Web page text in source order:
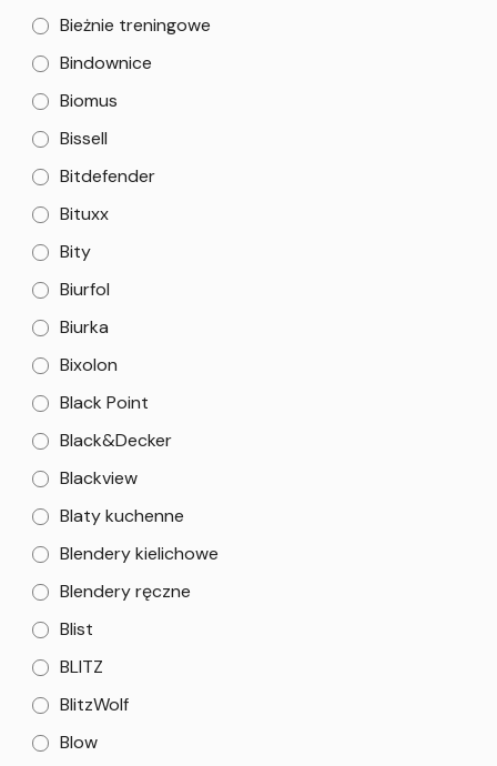
Bieżnie treningowe
Bindownice
Biomus
Bissell
Bitdefender
Bituxx
Bity
Biurfol
Biurka
Bixolon
Black Point
Black&Decker
Blackview
Blaty kuchenne
Blendery kielichowe
Blendery ręczne
Blist
BLITZ
BlitzWolf
Blow